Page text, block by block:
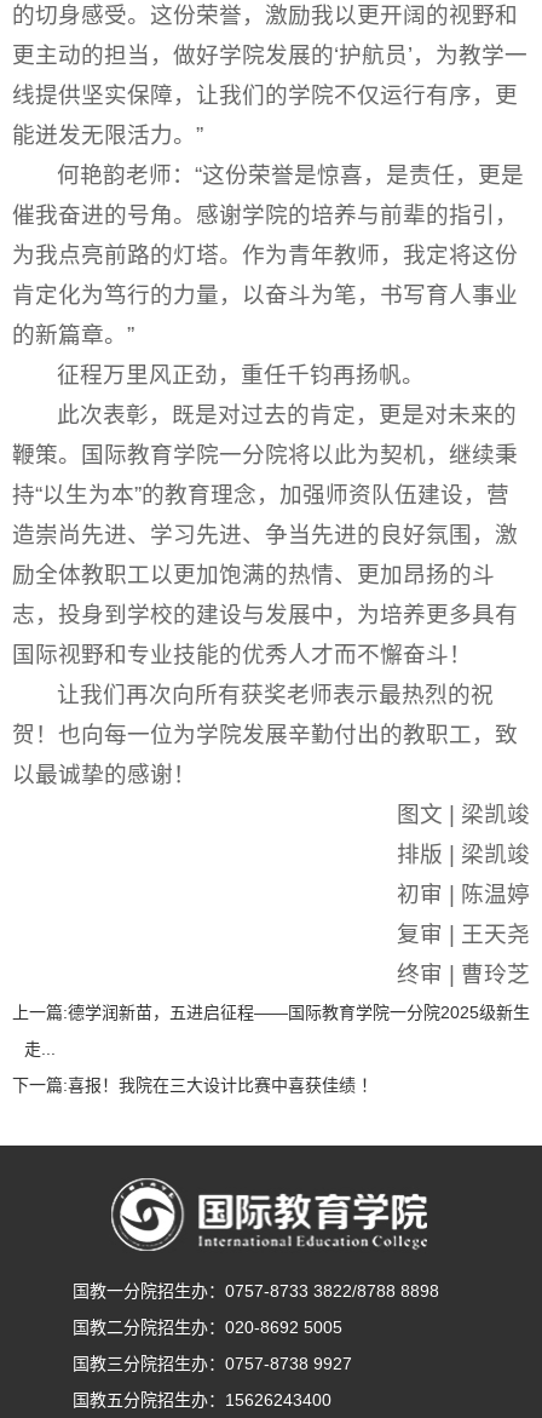
的切身感受。这份荣誉，激励我以更开阔的视野和
更主动的担当，做好学院发展的‘护航员’，为教学一
线提供坚实保障，让我们的学院不仅运行有序，更
能迸发无限活力。”
何艳韵老师：“这份荣誉是惊喜，是责任，更是
催我奋进的号角。感谢学院的培养与前辈的指引，
为我点亮前路的灯塔。作为青年教师，我定将这份
肯定化为笃行的力量，以奋斗为笔，书写育人事业
的新篇章。”
征程万里风正劲，重任千钧再扬帆。
此次表彰，既是对过去的肯定，更是对未来的
鞭策。国际教育学院一分院将以此为契机，继续秉
持“以生为本”的教育理念，加强师资队伍建设，营
造崇尚先进、学习先进、争当先进的良好氛围，激
励全体教职工以更加饱满的热情、更加昂扬的斗
志，投身到学校的建设与发展中，为培养更多具有
国际视野和专业技能的优秀人才而不懈奋斗！
让我们再次向所有获奖老师表示最热烈的祝
贺！也向每一位为学院发展辛勤付出的教职工，致
以最诚挚的感谢！
图文 | 梁凯竣
排版 | 梁凯竣
初审 | 陈温婷
复审 | 王天尧
终审 | 曹玲芝
上一篇:德学润新苗，五进启征程——国际教育学院一分院2025级新生
走...
下一篇:喜报！我院在三大设计比赛中喜获佳绩 ！
国教一分院招生办：0757-8733 3822/8788 8898
国教二分院招生办：020-8692 5005
国教三分院招生办：0757-8738 9927
国教五分院招生办：15626243400